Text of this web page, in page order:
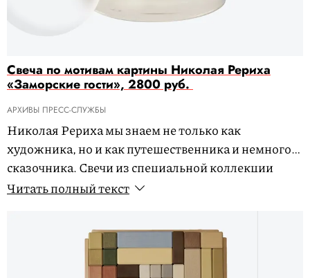
Свеча по мотивам картины Николая Рериха
«Заморские гости», 2800 руб.
АРХИВЫ ПРЕСС-СЛУЖБЫ
Николая Рериха мы знаем не только как
художника, но и как путешественника и немного
сказочника. Свечи из специальной коллекции
Третьяковки как раз погружают в мир его картин,
Читать полный текст